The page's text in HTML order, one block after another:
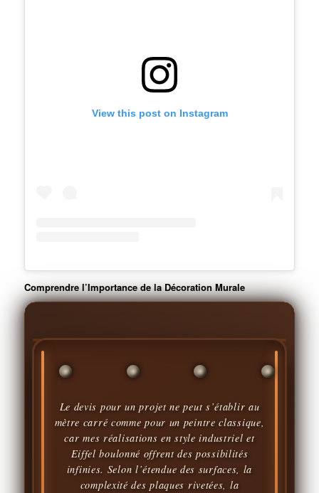
View this post on Instagram
Comprendre l’Importance de la Décoration Murale
Le devis pour un projet ne peut s’établir au
mètre carré comme pour un peintre classique,
car mes réalisations en style industriel et
Eiffel boulonné offrent des possibilités
infinies. Selon l’étendue des surfaces, la
complexité des plaques rivetées, la